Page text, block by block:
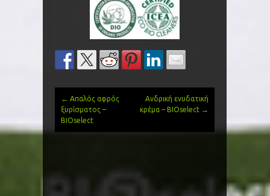
Post
navigation
←
Απαλός αφρός
ξυρίσματος –
BIOselect
Ανδρική ενυδατική
κρέμα – BIOselect
→